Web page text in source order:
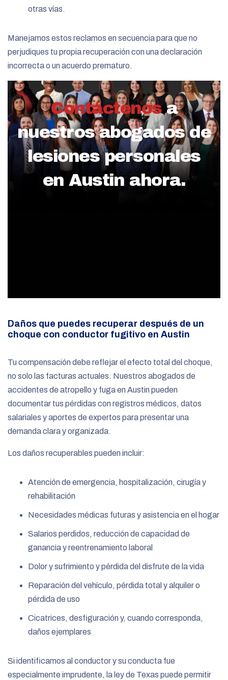
otras vías.
Manejamos estos reclamos en secuencia para que no
perjudiques tu propia recuperación con una declaración
incorrecta o un acuerdo prematuro.
Contáctenos a
nuestros abogados de
lesiones personales
en Austin ahora.
Daños que puedes recuperar después de un
choque con conductor fugitivo en Austin
Tu compensación debe reflejar el efecto total del choque,
no solo las facturas actuales. Nuestros abogados de
accidentes de atropello y fuga en Austin pueden
documentar tus pérdidas con registros médicos, datos
salariales y aportes de expertos para presentar una
demanda clara y organizada.
Los daños recuperables pueden incluir:
Atención de emergencia, hospitalización, cirugía y
rehabilitación
Necesidades médicas futuras y asistencia en el hogar
Salarios perdidos, reducción de capacidad de
ganancia y reentrenamiento laboral
Dolor y sufrimiento y pérdida del disfrute de la vida
Reparación del vehículo, pérdida total y alquiler o
pérdida de uso
Cicatrices, desfiguración y, cuando corresponda,
daños ejemplares
Si identificamos al conductor y su conducta fue
especialmente imprudente, la ley de Texas puede permitir